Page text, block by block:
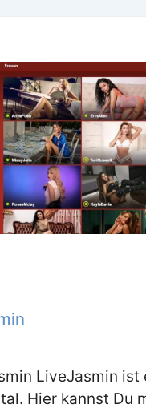
LiveJasmin ist
Hier kannst Du